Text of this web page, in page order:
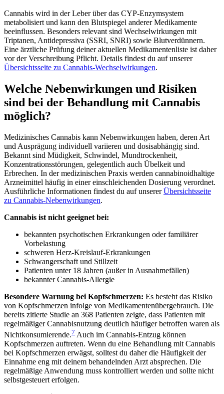
Cannabis wird in der Leber über das CYP-Enzymsystem
metabolisiert und kann den Blutspiegel anderer Medikamente
beeinflussen. Besonders relevant sind Wechselwirkungen mit
Triptanen, Antidepressiva (SSRI, SNRI) sowie Blutverdünnern.
Eine ärztliche Prüfung deiner aktuellen Medikamentenliste ist daher
vor der Verschreibung Pflicht. Details findest du auf unserer
Übersichtsseite zu Cannabis-Wechselwirkungen.
Welche Nebenwirkungen und Risiken
sind bei der Behandlung mit Cannabis
möglich?
Medizinisches Cannabis kann Nebenwirkungen haben, deren Art
und Ausprägung individuell variieren und dosisabhängig sind.
Bekannt sind Müdigkeit, Schwindel, Mundtrockenheit,
Konzentrationsstörungen, gelegentlich auch Übelkeit und
Erbrechen. In der medizinischen Praxis werden cannabinoidhaltige
Arzneimittel häufig in einer einschleichenden Dosierung verordnet.
Ausführliche Informationen findest du auf unsererÜbersichtsseite
zu Cannabis-Nebenwirkungen.
Cannabis ist nicht geeignet bei:
bekannten psychotischen Erkrankungen oder familiärer
Vorbelastung
schweren Herz-Kreislauf-Erkrankungen
Schwangerschaft und Stillzeit
Patienten unter 18 Jahren (außer in Ausnahmefällen)
bekannter Cannabis-Allergie
Besondere Warnung bei Kopfschmerzen: Es besteht das Risiko
von Kopfschmerzen infolge von Medikamentenübergebrauch. Die
bereits zitierte Studie an 368 Patienten zeigte, dass Patienten mit
regelmäßiger Cannabisnutzung deutlich häufiger betroffen waren als
Nichtkonsumierende.7 Auch im Cannabis-Entzug können
Kopfschmerzen auftreten. Wenn du eine Behandlung mit Cannabis
bei Kopfschmerzen erwägst, solltest du daher die Häufigkeit der
Einnahme eng mit deinem behandelnden Arzt absprechen. Die
regelmäßige Anwendung muss kontrolliert werden und sollte nicht
selbstgesteuert erfolgen.